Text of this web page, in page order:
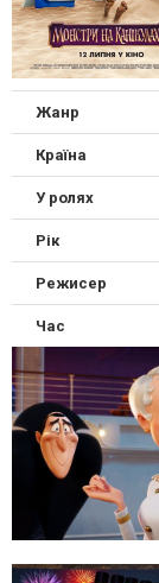
Жанр
Країна
У ролях
Рік
Режисер
Час